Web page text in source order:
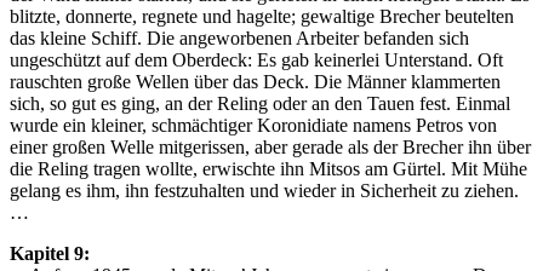
blitzte, donnerte, regnete und hagelte; gewaltige Brecher beutelten
das kleine Schiff. Die angeworbenen Arbeiter befanden sich
ungeschützt auf dem Oberdeck: Es gab keinerlei Unterstand. Oft
rauschten große Wellen über das Deck. Die Männer klammerten
sich, so gut es ging, an der Reling oder an den Tauen fest. Einmal
wurde ein kleiner, schmächtiger Koronidiate namens Petros von
einer großen Welle mitgerissen, aber gerade als der Brecher ihn über
die Reling tragen wollte, erwischte ihn Mitsos am Gürtel. Mit Mühe
gelang es ihm, ihn festzuhalten und wieder in Sicherheit zu ziehen.
…
Kapitel 9: